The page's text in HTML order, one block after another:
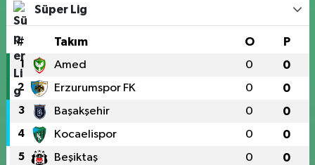
Süper Lig
# Takım O P
1 Amed 0 0
2 Erzurumspor FK 0 0
3 Başakşehir 0 0
4 Kocaelispor 0 0
5 Beşiktaş 0 0